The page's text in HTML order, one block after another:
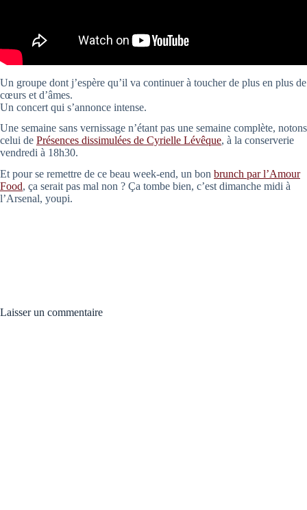
Un groupe dont j’espère qu’il va continuer à toucher de plus en plus de
cœurs et d’âmes.
Un concert qui s’annonce intense.
Une semaine sans vernissage n’étant pas une semaine complète, notons
celui de Présences dissimulées de Cyrielle Lévêque, à la conserverie
vendredi à 18h30.
Et pour se remettre de ce beau week-end, un bon brunch par l’Amour
Food, ça serait pas mal non ? Ça tombe bien, c’est dimanche midi à
l’Arsenal, youpi.
Laisser un commentaire